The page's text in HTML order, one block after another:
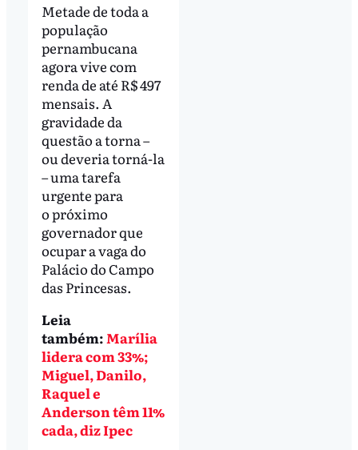
Metade de toda a
população
pernambucana
agora vive com
renda de até R$ 497
mensais. A
gravidade da
questão a torna –
ou deveria torná-la
– uma tarefa
urgente para
o próximo
governador que
ocupar a vaga do
Palácio do Campo
das Princesas.
Leia
também: Marília
lidera com 33%;
Miguel, Danilo,
Raquel e
Anderson têm 11%
cada, diz Ipec